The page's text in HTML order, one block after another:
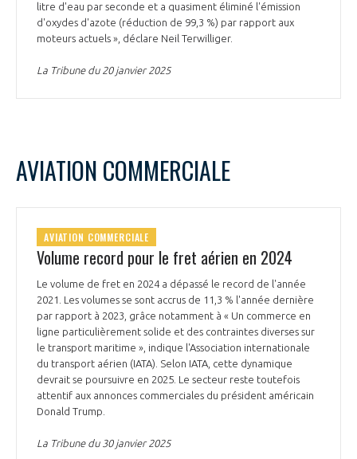
litre d'eau par seconde et a quasiment éliminé l'émission
d'oxydes d'azote (réduction de 99,3 %) par rapport aux
moteurs actuels », déclare Neil Terwilliger.
La Tribune du 20 janvier 2025
AVIATION COMMERCIALE
AVIATION COMMERCIALE
Volume record pour le fret aérien en 2024
Le volume de fret en 2024 a dépassé le record de l'année
2021. Les volumes se sont accrus de 11,3 % l'année dernière
par rapport à 2023, grâce notamment à « Un commerce en
ligne particulièrement solide et des contraintes diverses sur
le transport maritime », indique l'Association internationale
du transport aérien (IATA). Selon IATA, cette dynamique
devrait se poursuivre en 2025. Le secteur reste toutefois
attentif aux annonces commerciales du président américain
Donald Trump.
La Tribune du 30 janvier 2025